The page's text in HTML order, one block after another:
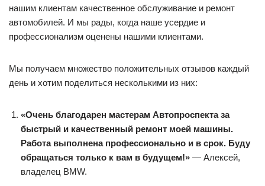
нашим клиентам качественное обслуживание и ремонт
автомобилей. И мы рады, когда наше усердие и
профессионализм оценены нашими клиентами.
Мы получаем множество положительных отзывов каждый
день и хотим поделиться несколькими из них:
«Очень благодарен мастерам Автопроспекта за
быстрый и качественный ремонт моей машины.
Работа выполнена профессионально и в срок. Буду
обращаться только к вам в будущем!» — Алексей,
владелец BMW.